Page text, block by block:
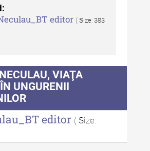
Neculce” al
Istorie a Moldovei -
Istorie a Moldovei -
Neculce” al
Istorie a Moldovei -
editor ( Size: 383
VIAŢA
UNGURENII
editor ( Size: